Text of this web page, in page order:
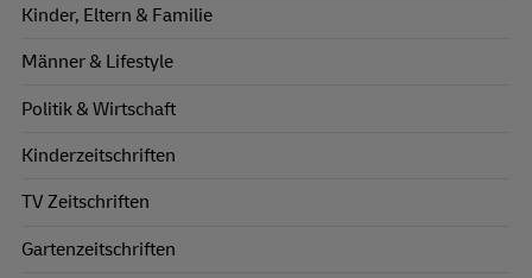
Kinder, Eltern & Familie
Männer & Lifestyle
Politik & Wirtschaft
Kinderzeitschriften
TV Zeitschriften
Gartenzeitschriften